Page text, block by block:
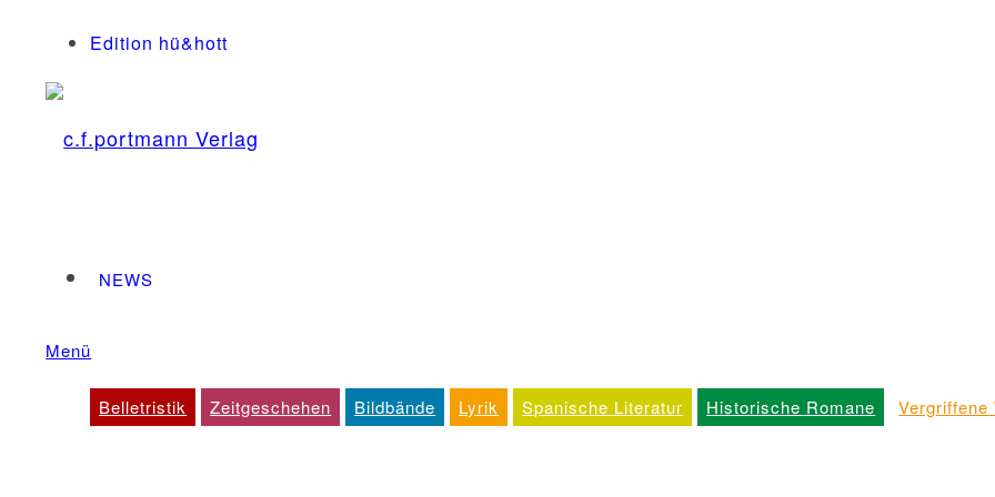
Edition hü&hott
NEWS
Dienstleistungen
Menü
Belletristik Zeitgeschehen Bildbände Lyrik Spanische Literatur Historische Romane Vergriffene